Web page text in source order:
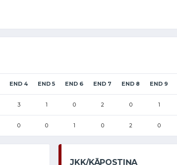
END 4 END 5 END 6 END 7 END 8 END 9
3 1 0 2 0 1
0 0 1 0 2 0
JKK/KĀPOSTIŅA